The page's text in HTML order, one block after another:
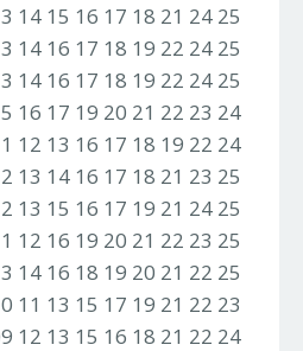
14 15 16 17 18 21 24 25
14 16 17 18 19 22 24 25
14 16 17 18 19 22 24 25
16 17 19 20 21 22 23 24
12 13 16 17 18 19 22 24
13 14 16 17 18 21 23 25
13 15 16 17 19 21 24 25
12 16 19 20 21 22 23 25
14 16 18 19 20 21 22 25
11 13 15 17 19 21 22 23
12 13 15 16 18 21 22 24